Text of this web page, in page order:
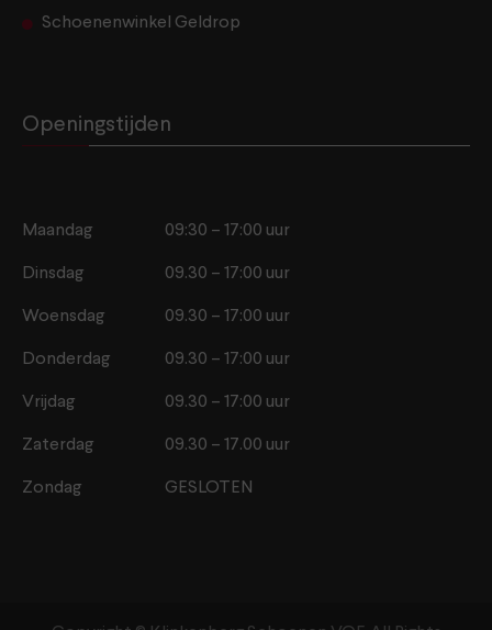
Schoenenwinkel Geldrop
Openingstijden
Maandag 09:30 – 17:00 uur
Dinsdag 09.30 – 17:00 uur
Woensdag 09.30 – 17:00 uur
Donderdag 09.30 – 17:00 uur
Vrijdag 09.30 – 17:00 uur
Zaterdag 09.30 – 17.00 uur
Zondag GESLOTEN